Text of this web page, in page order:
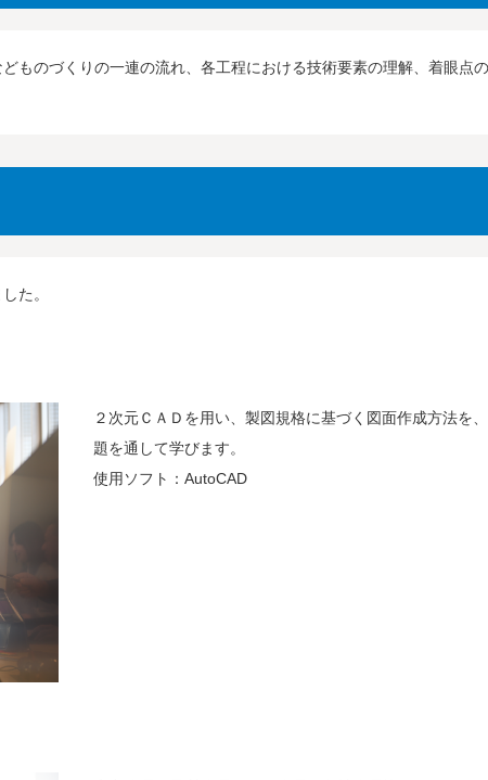
ものづくりの一連の流れ、各工程における技術要素の理解、着眼点
た。
２次元ＣＡＤを用い、製図規格に基づく図面作成方法を
題を通して学びます。
使用ソフト：AutoCAD